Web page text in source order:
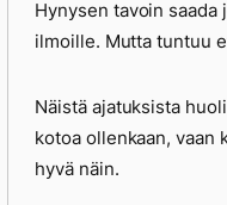
Hynysen tavoin
ilmoille. Mutta tuntuu
Näistä ajatuksista
kotoa ollenkaan, vaan
hyvä näin.